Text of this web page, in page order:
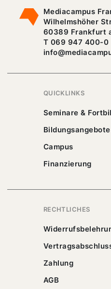
Mediacampus
Wilhelmshöher
60389 Frankfurt
T 069 947 400-0
QUICKLINKS
Seminare &
Bildungsangebote
Campus
Finanzierung
RECHTLICHES
Zahlung
AGB